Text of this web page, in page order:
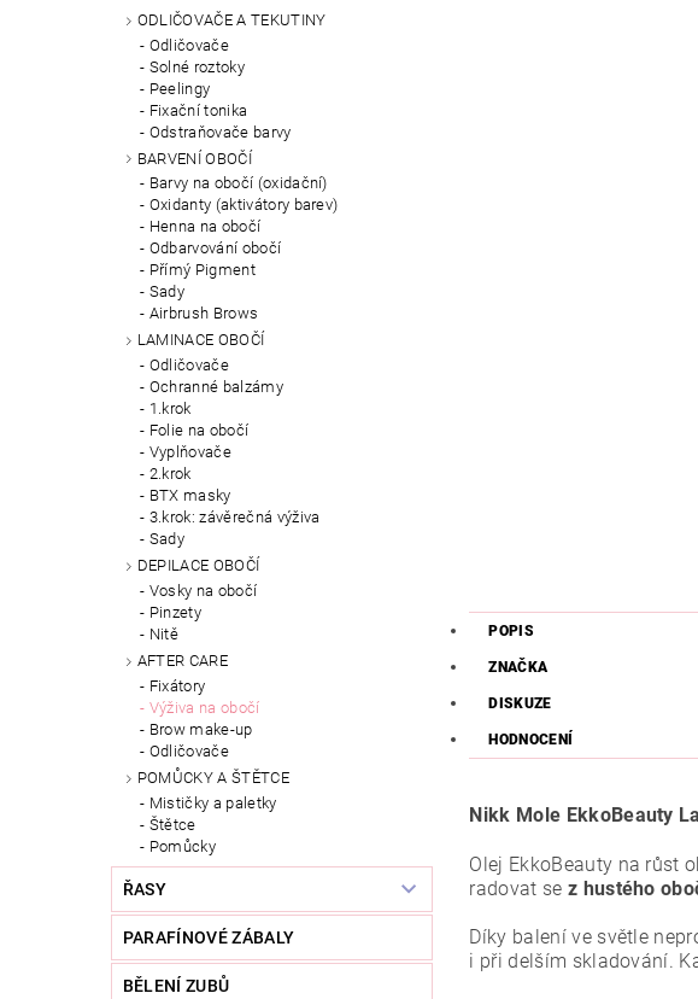
ODLIČOVAČE A TEKUTINY
Odličovače
Solné roztoky
Peelingy
Fixační tonika
Odstraňovače barvy
BARVENÍ OBOČÍ
Barvy na obočí (oxidační)
Oxidanty (aktivátory barev)
Henna na obočí
Odbarvování obočí
Přímý Pigment
Sady
Airbrush Brows
LAMINACE OBOČÍ
Odličovače
Ochranné balzámy
1.krok
Folie na obočí
Vyplňovače
2.krok
BTX masky
3.krok: závěrečná výživa
Sady
DEPILACE OBOČÍ
Vosky na obočí
Pinzety
Nitě
AFTER CARE
Fixátory
Výživa na obočí
Brow make-up
Odličovače
POMŮCKY A ŠTĚTCE
Mističky a paletky
Štětce
Pomůcky
ŘASY
PARAFÍNOVÉ ZÁBALY
BĚLENÍ ZUBŮ
POPIS
ZNAČKA
DISKUZE
HODNOCENÍ
Nikk Mole EkkoBeauty
Olej EkkoBeauty na růst
radovat se z hustého
Díky balení ve světle
i při delším skladování.